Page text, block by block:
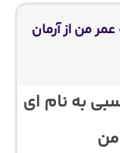
من از آرمان
به نام ای